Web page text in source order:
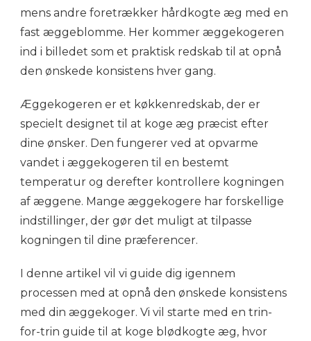
mens andre foretrækker hårdkogte æg med en
fast æggeblomme. Her kommer æggekogeren
ind i billedet som et praktisk redskab til at opnå
den ønskede konsistens hver gang.
Æggekogeren er et køkkenredskab, der er
specielt designet til at koge æg præcist efter
dine ønsker. Den fungerer ved at opvarme
vandet i æggekogeren til en bestemt
temperatur og derefter kontrollere kogningen
af æggene. Mange æggekogere har forskellige
indstillinger, der gør det muligt at tilpasse
kogningen til dine præferencer.
I denne artikel vil vi guide dig igennem
processen med at opnå den ønskede konsistens
med din æggekoger. Vi vil starte med en trin-
for-trin guide til at koge blødkogte æg, hvor